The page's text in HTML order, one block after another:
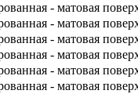
- матовая
- матовая
- матовая
- матовая
- матовая
- матовая